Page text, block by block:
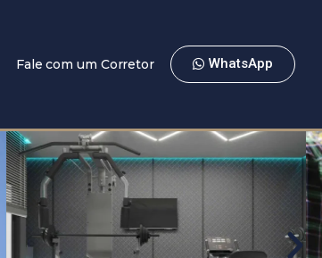
Fale com um Corretor WhatsApp